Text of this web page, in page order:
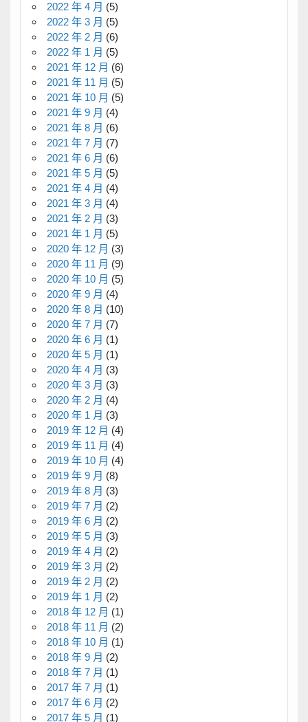
2022 年 4 月 (5)
2022 年 3 月 (5)
2022 年 2 月 (6)
2022 年 1 月 (5)
2021 年 12 月 (6)
2021 年 11 月 (5)
2021 年 10 月 (5)
2021 年 9 月 (4)
2021 年 8 月 (6)
2021 年 7 月 (7)
2021 年 6 月 (6)
2021 年 5 月 (5)
2021 年 4 月 (4)
2021 年 3 月 (4)
2021 年 2 月 (3)
2021 年 1 月 (5)
2020 年 12 月 (3)
2020 年 11 月 (9)
2020 年 10 月 (5)
2020 年 9 月 (4)
2020 年 8 月 (10)
2020 年 7 月 (7)
2020 年 6 月 (1)
2020 年 5 月 (1)
2020 年 4 月 (3)
2020 年 3 月 (3)
2020 年 2 月 (4)
2020 年 1 月 (3)
2019 年 12 月 (4)
2019 年 11 月 (4)
2019 年 10 月 (4)
2019 年 9 月 (8)
2019 年 8 月 (3)
2019 年 7 月 (2)
2019 年 6 月 (2)
2019 年 5 月 (3)
2019 年 4 月 (2)
2019 年 3 月 (2)
2019 年 2 月 (2)
2019 年 1 月 (2)
2018 年 12 月 (1)
2018 年 11 月 (2)
2018 年 10 月 (1)
2018 年 9 月 (2)
2018 年 7 月 (1)
2017 年 7 月 (1)
2017 年 6 月 (2)
2017 年 5 月 (1)